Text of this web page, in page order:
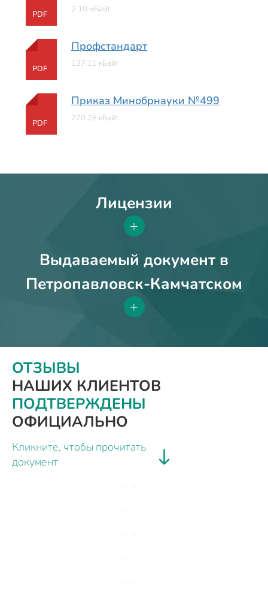
PDF 2.10 мБайт
PDF
Профстандарт
137.11 кБайт
PDF
Приказ Минобрнауки №499
270.28 кБайт
Лицензии
+
Выдаваемый документ в
Петропавловск-Камчатском
+
ОТЗЫВЫ
НАШИХ КЛИЕНТОВ
ПОДТВЕРЖДЕНЫ
ОФИЦИАЛЬНО
Кликните, чтобы прочитать
документ